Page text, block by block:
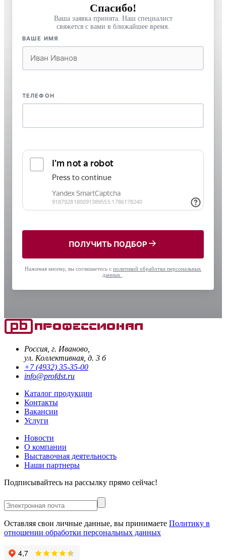
Спасибо!
Ваша заявка принята. Наш специалист
свяжется с вами в ближайшее время.
ВАШЕ ИМЯ
ТЕЛЕФОН
ПОЛУЧИТЬ ПОДБОР
Нажимая кнопку, вы соглашаетесь с политикой обработки персональных
данных
Россия, г. Иваново,
ул. Коллективная, д. 3 б
+7 (4932) 35-35-00
info@profdst.ru
Каталог продукции
Контакты
Вакансии
Услуги
Новости
О компании
Выставочная деятельность
Наши партнеры
Подписывайтесь на рассылку прямо сейчас!
Оставляя свои личные данные, вы принимаете Политику в
отношении обработки персональных данных